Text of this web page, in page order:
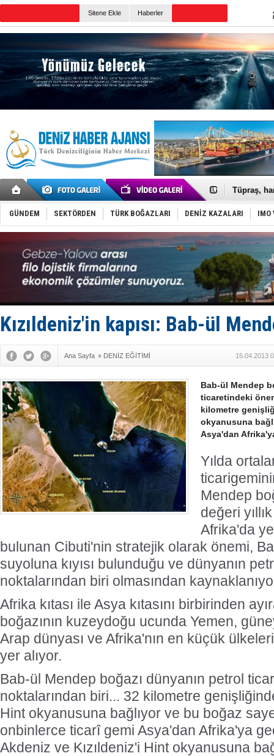
Sitene Ekle Haberler
Anadolu
Tüpraş,
İTU AUV,
LNG
PROYAD,
Türkiye-
Türk
Deniz
DÖDER,
Fairline,
Baltık
Runit
Türk
GÜNDEM SEKTÖRDEN TÜRK BOĞAZLARI DENİZ KAZALARI IMO
Kızıldeniz'in kapısı: Bab-ül
Ana Sayfa » DENİZ EĞİTİMİ 15.04.2013
Bab-ül Mendep
ticaretindeki
kilometre
okyanusuna
Asya'dan
Yılda
Mendep
değeri
Afrika'da
bulunan Cibuti'nin stratejik olarak önemi,
suyoluna kıyısı bulunduğu ve dünyanın
noktalarından biri olmasından
Afrika kıtası ile Asya kıtasını birbirinden
boğazının kuzeydoğu ucunda Yemen,
Arap dünyası ve Afrika'nın en küçük
yer alıyor.
Bab-ül Mendep boğazı dünyanın petrol
noktalarından biri... 32 kilometre
Hint okyanusuna bağlıyor ve bu boğaz
onbinlerce ticarî gemi Asya'dan Afrika'ya
Akdeniz ve Kızıldeniz'i Hint okyanusuna